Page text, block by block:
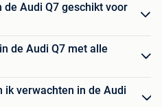
de Audi Q7 geschikt voor
de Audi Q7 met alle
ik verwachten in de Audi